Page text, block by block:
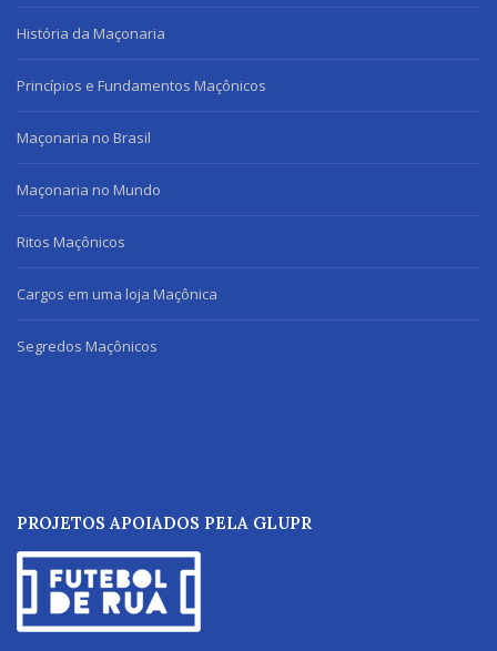
História da Maçonaria
Princípios e Fundamentos Maçônicos
Maçonaria no Brasil
Maçonaria no Mundo
Ritos Maçônicos
Cargos em uma loja Maçônica
Segredos Maçônicos
PROJETOS APOIADOS PELA GLUPR